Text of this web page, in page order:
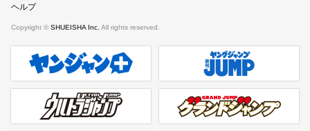
ヘルプ
Copyright © SHUEISHA Inc. All rights reserved.
ヤンジャンプラス 週刊ヤングジャンプ公式サイト
ウルトラジャンプ グランドジャンプ